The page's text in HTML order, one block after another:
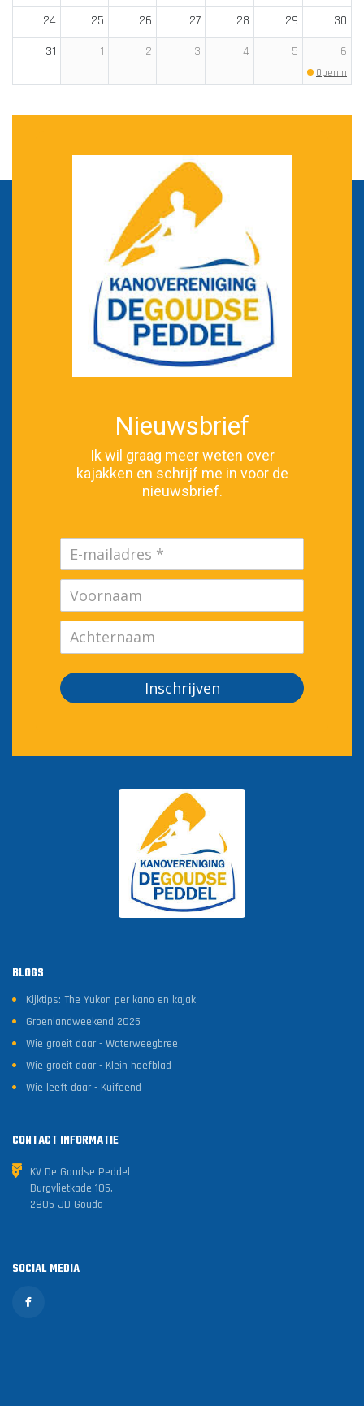
24
25 26 27 28 29
30
31
1 2 3 4 5 6
Nieuwsbrief
Ik wil graag meer weten over
kajakken en schrijf me in voor de
nieuwsbrief.
Inschrijven
BLOGS
Kijktips: The Yukon per kano en kajak
Groenlandweekend 2025
Wie groeit daar - Waterweegbree
Wie groeit daar - Klein hoefblad
Wie leeft daar - Kuifeend
CONTACT INFORMATIE
KV De Goudse Peddel
Burgvlietkade 105,
2805 JD Gouda
SOCIAL MEDIA